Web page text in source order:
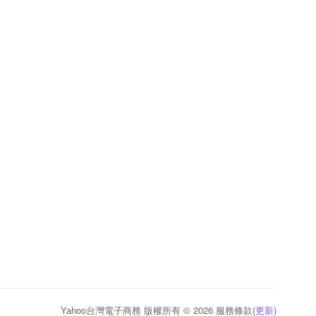
Yahoo台灣電子商務 版權所有 © 2026 服務條款(更新)